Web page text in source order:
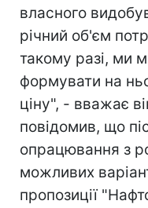
власного
річний об'єм
такому разі, ми
формувати на
ціну", - вважає
повідомив, що
опрацювання з
можливих
пропозиції